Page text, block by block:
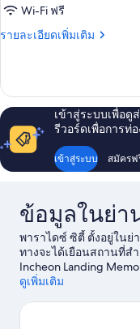
Deluxe
Twin
Wi-Fi ฟรี
รายละเอียดเพิ่มเติม
ราย
เกี่ยว
กับ
Deluxe
Twin
Room(Airtel)
เข้าสู่ระบบเพื่อดู
รีวอร์ดเพื่อการท่
เข้าสู่ระบบ สมัครฟ
ข้อมูลในย่า
พาราไดซ์ ซิตี้ ตั้งอยู่ในย่
ทางจะได้เยือนสถานที่ส
Incheon Landing
กิจกรรมที่ สปา ซีเมอร์ แ
กิจกรรมหรือเกมได้ที่ ศูน
ดูเพิ่มเติม